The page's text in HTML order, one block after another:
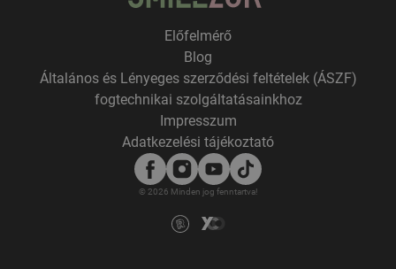
Előfelmérő
Blog
Általános és Lényeges szerződési feltételek (ÁSZF)
fogtechnikai szolgáltatásainkhoz
Impresszum
Adatkezelési tájékoztató
© 2026 Minden jog fenntartva!